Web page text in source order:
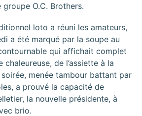
groupe O.C. Brothers.
loto a réuni les amateurs,
a été marqué par la soupe au
qui affichait complet
chaleureuse, de l’assiette à la
menée tambour battant par
a prouvé la capacité de
la nouvelle présidente, à
brio.